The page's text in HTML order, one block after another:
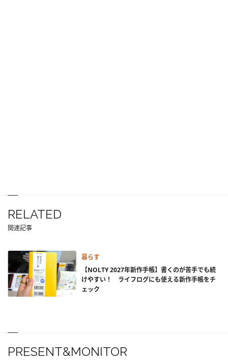
RELATED
関連記事
暮らす
【NOLTY 2027年新作手帳】書くのが苦手でも続
けやすい！ ライフログにも使える新作手帳をチ
ェック
PRESENT&MONITOR